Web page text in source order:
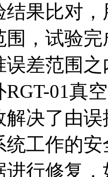
结果比对
围，试验
误差范围
01真
解决了由
统工作的
进行修复